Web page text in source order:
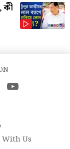
কী
Us